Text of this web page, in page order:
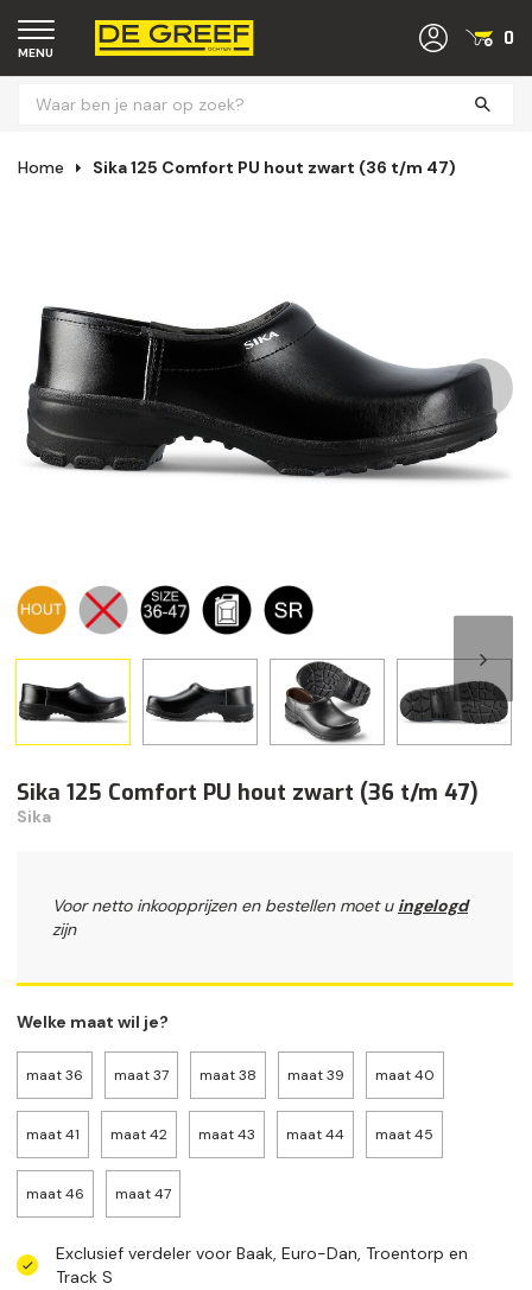
MENU
0
Home Sika 125 Comfort PU hout zwart (36 t/m 47)
Sika 125 Comfort PU hout zwart (36 t/m 47)
Sika
Voor netto inkoopprijzen en bestellen moet u ingelogd
zijn
Welke maat wil je?
maat 36 maat 37 maat 38 maat 39 maat 40
maat 41 maat 42 maat 43 maat 44 maat 45
maat 46 maat 47
Exclusief verdeler voor Baak, Euro-Dan, Troentorp en
Track S